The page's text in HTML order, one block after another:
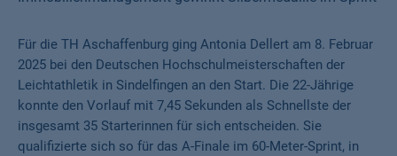
Für die TH Aschaffenburg ging Antonia Dellert am 8. Februar
2025 bei den Deutschen Hochschulmeisterschaften der
Leichtathletik in Sindelfingen an den Start. Die 22-Jährige
konnte den Vorlauf mit 7,45 Sekunden als Schnellste der
insgesamt 35 Starterinnen für sich entscheiden. Sie
qualifizierte sich so für das A-Finale im 60-Meter-Sprint, in